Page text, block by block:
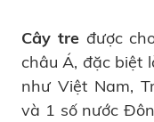
Cây tređược
châu Á, đặc biệt
như Việt Nam,
và 1 số nước